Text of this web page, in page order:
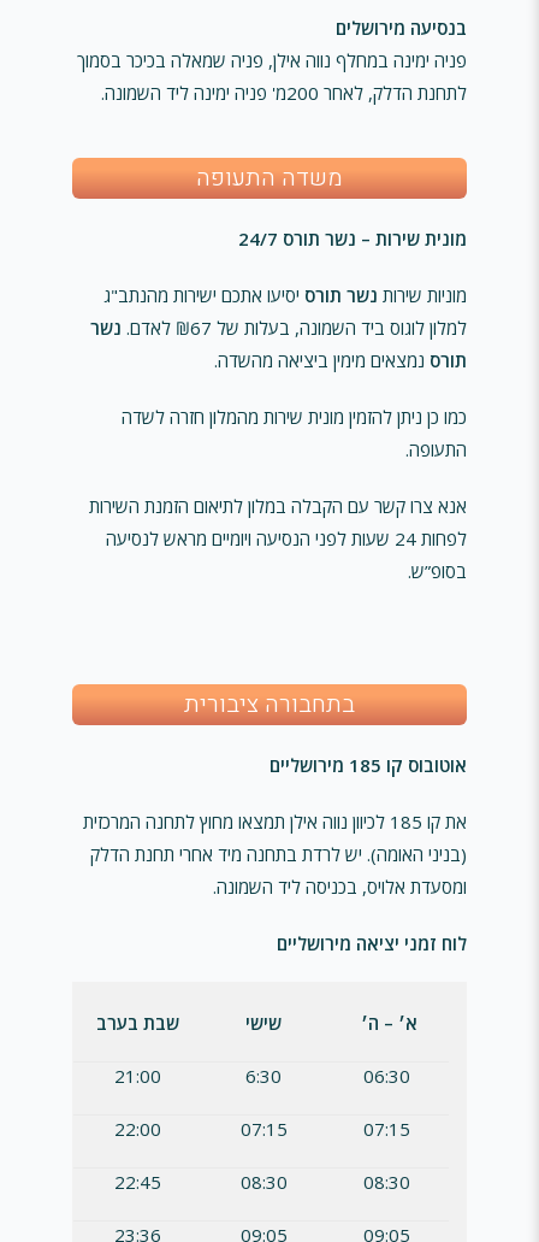
בנסיעה מירושלים
פניה ימינה במחלף נווה אילן, פניה שמאלה בכיכר בסמוך
לתחנת הדלק, לאחר 200מ' פניה ימינה ליד השמונה.
משדה התעופה
מונית שירות – נשר תורס 24/7
מוניות שירות נשר תורס יסיעו אתכם ישירות מהנתב"ג
למלון לוגוס ביד השמונה, בעלות של ₪67 לאדם.
נשר
תורס נמצאים מימין ביציאה מהשדה.
כמו כן ניתן להזמין מונית שירות מהמלון חזרה לשדה
התעופה.
אנא צרו קשר עם הקבלה במלון לתיאום הזמנת השירות
לפחות 24 שעות לפני הנסיעה ויומיים מראש לנסיעה
בסופ”ש.
בתחבורה ציבורית
אוטובוס קו 185 מירושליים
את קו 185 לכיוון נווה אילן תמצאו מחוץ לתחנה המרכזית
(בניני האומה). יש לרדת בתחנה מיד אחרי תחנת הדלק
ומסעדת אלויס, בכניסה ליד השמונה.
לוח זמני יציאה מירושליים
א׳ – ה׳ שישי שבת בערב
06:30
6:30
21:00
07:15
07:15
22:00
08:30
08:30
22:45
09:05
09:05
23:36